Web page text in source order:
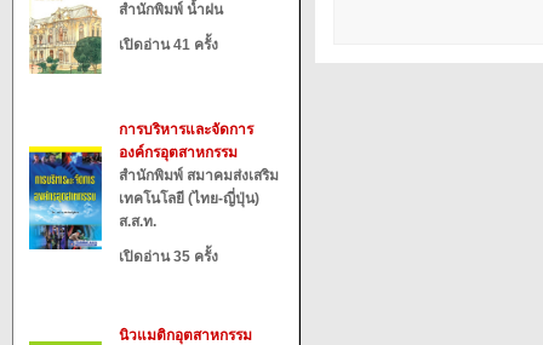
สำนักพิมพ์ น้ำฝน
เปิดอ่าน 41 ครั้ง
การบริหารและจัดการ
องค์กรอุตสาหกรรม
สำนักพิมพ์ สมาคมส่งเสริม
เทคโนโลยี (ไทย-ญี่ปุ่น)
ส.ส.ท.
เปิดอ่าน 35 ครั้ง
นิวแมติกอุตสาหกรรม